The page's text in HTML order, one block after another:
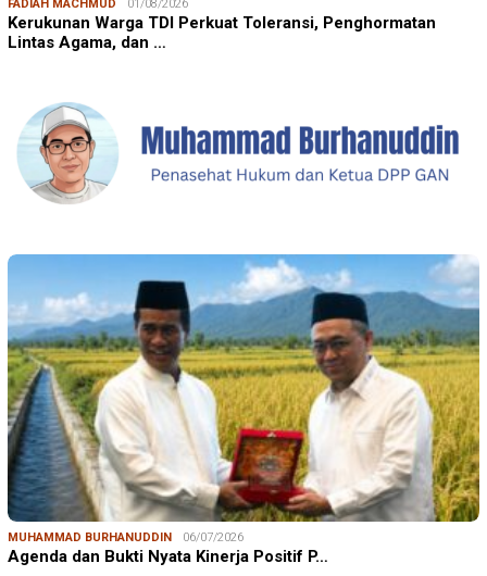
FADIAH MACHMUD 01/08/2026
Kerukunan Warga TDI Perkuat Toleransi, Penghormatan
Lintas Agama, dan …
MUHAMMAD BURHANUDDIN 06/07/2026
Agenda dan Bukti Nyata Kinerja Positif P…